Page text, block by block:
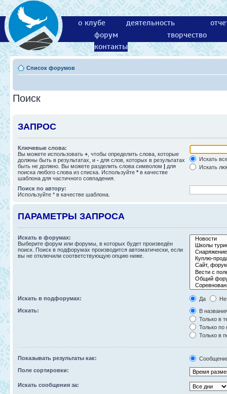
о клубе деятельность
форум
творчество
контакты
Список форумов
Поиск
ЗАПРОС
Ключевые слова:
Вы можете использовать + , чтобы определить слова, которые
должны быть в результатах, и - для слов, которых в результатах
быть не должно. Вы можете разделить слова символом | для
поиска любого слова из списка. Используйте * в качестве
шаблона для частичного совпадения.
Искать
Искать
Поиск по автору:
Используйте * в качестве шаблона.
ПАРАМЕТРЫ ЗАПРОСА
Искать в форумах:
Выберите форум или форумы, в которых будет произведён
поиск. Поиск в подфорумах производится автоматически, если
вы не отключили соответствующую опцию ниже.
Искать в подфорумах: Да
Искать:
В
Только в
Только по
Только в
Показывать результаты как:
Поле сортировки:
Искать сообщения за: